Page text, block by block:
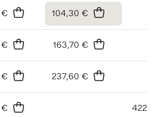
€ 104,30 €
€ 163,70 €
€ 237,60 €
€